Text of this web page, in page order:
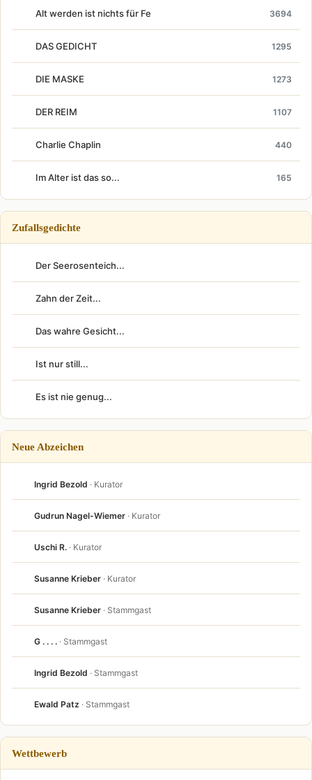
Alt werden ist nichts für Fe 3694
DAS GEDICHT 1295
DIE MASKE 1273
DER REIM 1107
Charlie Chaplin 440
Im Alter ist das so... 165
Zufallsgedichte
Der Seerosenteich...
Zahn der Zeit...
Das wahre Gesicht...
Ist nur still...
Es ist nie genug...
Neue Abzeichen
Ingrid Bezold · Kurator
Gudrun Nagel-Wiemer · Kurator
Uschi R. · Kurator
Susanne Krieber · Kurator
Susanne Krieber · Stammgast
G . . . . · Stammgast
Ingrid Bezold · Stammgast
Ewald Patz · Stammgast
Wettbewerb